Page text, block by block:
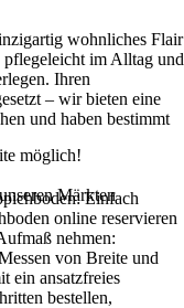
möglich!
Märkten
wohnliches Flair
im Alltag und
Ihren
– wir bieten eine
und haben bestimmt
Einfach
online reservieren
nehmen:
von Breite und
ein ansatzfreies
bestellen,